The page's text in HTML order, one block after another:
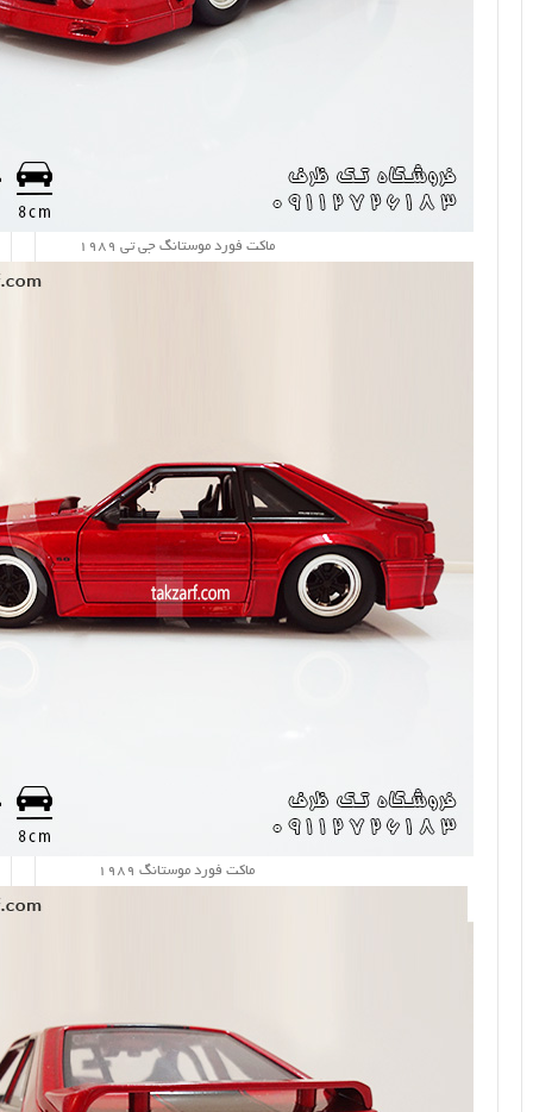
ماکت فورد موستانگ جی تی 1989
ماکت فورد موستانگ 1989